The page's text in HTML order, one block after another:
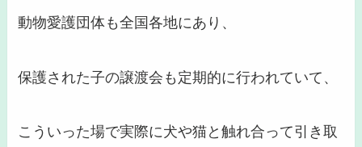
動物愛護団体も全国各地にあり、
保護された子の譲渡会も定期的に行われていて、
こういった場で実際に犬や猫と触れ合って引き取